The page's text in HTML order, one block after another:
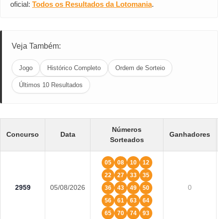
oficial: Todos os Resultados da Lotomania.
Veja Também:
Jogo Histórico Completo Ordem de Sorteio
Últimos 10 Resultados
Concurso Data
Números
Sorteados
Ganhadores
2959 05/08/2026
05 08 10
12
22
27 33
35
36
43 49
50
56
61 63
64
65
70 74 93
0